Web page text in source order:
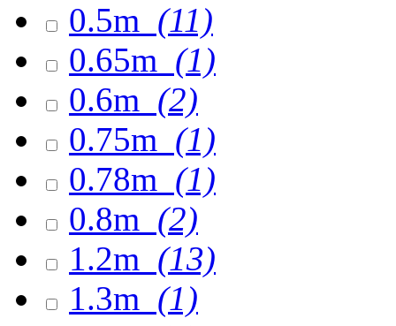
0.5m (11)
0.65m (1)
0.6m (2)
0.75m (1)
0.78m (1)
0.8m (2)
1.2m (13)
1.3m (1)